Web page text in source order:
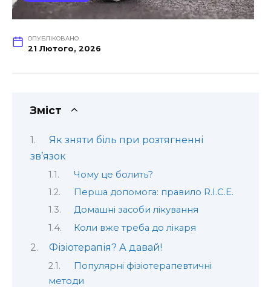
ОПУБЛІКОВАНО
21 Лютого, 2026
Зміст
Як зняти біль при розтягненні
зв’язок
Чому це болить?
Перша допомога: правило R.I.C.E.
Домашні засоби лікування
Коли вже треба до лікаря
Фізіотерапія? А давай!
Популярні фізіотерапевтичні
методи